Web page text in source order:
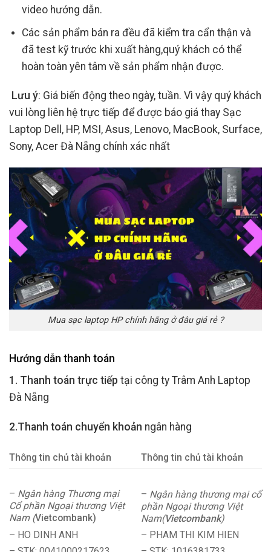
video hướng dẫn.
Các sản phẩm bán ra đều đã kiểm tra cẩn thận và
đã test kỹ trước khi xuất hàng,quý khách có thể
hoàn toàn yên tâm về sản phẩm nhận được.
Lưu ý: Giá biến động theo ngày, tuần. Vì vậy quý khách
vui lòng liên hệ trực tiếp để được báo giá thay Sạc
Laptop Dell, HP, MSI, Asus, Lenovo, MacBook, Surface,
Sony, Acer Đà Nẵng chính xác nhất
Mua sạc laptop HP chính hãng ở đâu giá rẻ ?
Hướng dẫn thanh toán
1. Thanh toán trực tiếp tại công ty Trâm Anh Laptop
Đà Nẵng
2.Thanh toán chuyển khoản ngân hàng
Thông tin chủ tài khoản Thông tin chủ tài khoản
– Ngân hàng Thương mại
Cổ phần Ngoại thương Việt
Nam (Vietcombank)
– HO DINH ANH
– Ngân hàng thương mại cổ
phần Ngoại thương Việt
Nam(Vietcombank)
– PHAM THI KIM HIEN